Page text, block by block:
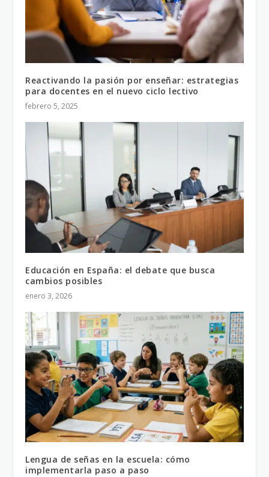
Reactivando la pasión por enseñar: estrategias
para docentes en el nuevo ciclo lectivo
febrero 5, 2025
Educación en España: el debate que busca
cambios posibles
enero 3, 2026
Lengua de señas en la escuela: cómo
implementarla paso a paso